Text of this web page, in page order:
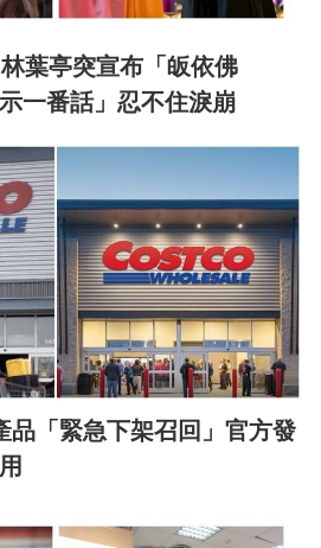
葉亭突宣布「皈依佛
一番話」忍不住淚崩
品「緊急下架召回」官方發